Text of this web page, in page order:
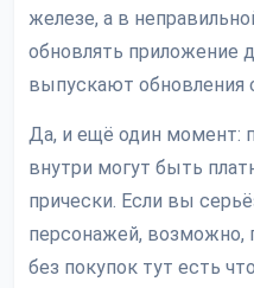
железе, а в
обновлять приложение
выпускают обновления
Да, и ещё один момент:
внутри могут быть
прически. Если вы
персонажей, возможно,
без покупок тут есть